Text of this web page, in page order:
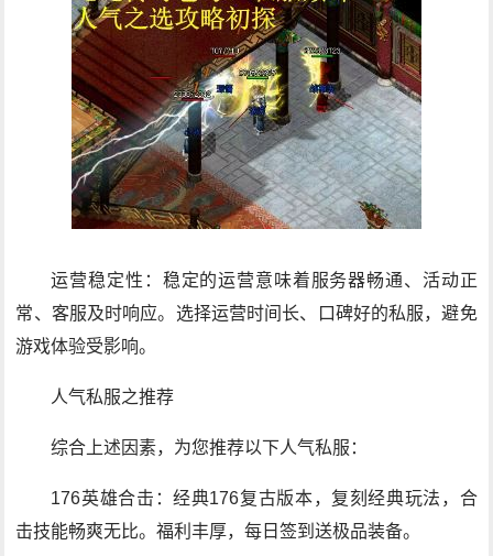
运营稳定性：稳定的运营意味着服务器畅通、活动正
常、客服及时响应。选择运营时间长、口碑好的私服，避免
游戏体验受影响。
人气私服之推荐
综合上述因素，为您推荐以下人气私服：
176英雄合击：经典176复古版本，复刻经典玩法，合
击技能畅爽无比。福利丰厚，每日签到送极品装备。